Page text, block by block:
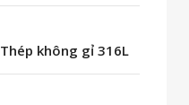
Thép không gỉ 316L